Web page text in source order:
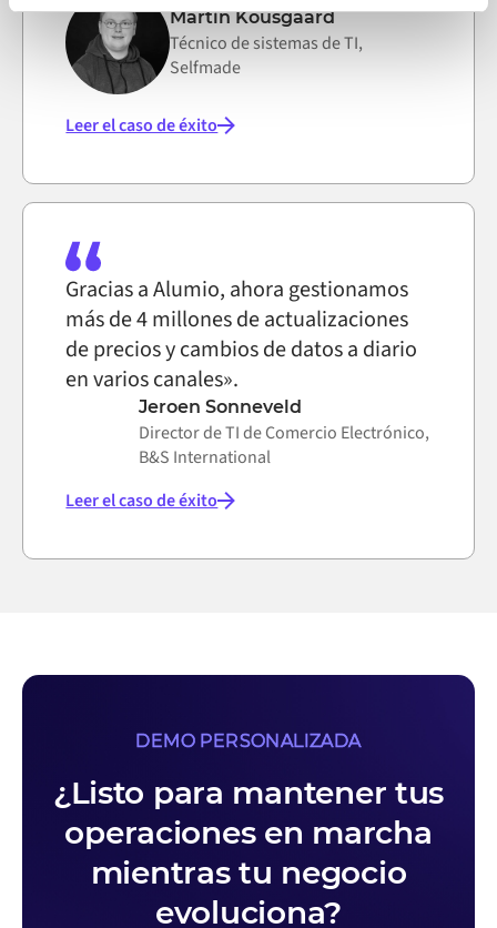
on the internet
Martin Kousgaard
Técnico de sistemas de TI,
Selfmade
Leer el caso de éxito
Gracias a Alumio, ahora gestionamos
más de 4 millones de actualizaciones
de precios y cambios de datos a diario
en varios canales».
Jeroen Sonneveld
Director de TI de Comercio Electrónico,
B&S International
Leer el caso de éxito
DEMO PERSONALIZADA
¿Listo para mantener tus
operaciones en marcha
mientras tu negocio
evoluciona?